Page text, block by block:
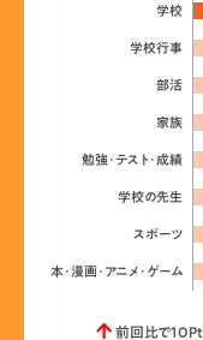
学校
学校行事
部活
家族
勉強･テスト･成績
学校の先生
スポーツ
本･漫画･アニメ･ゲーム
前回比で